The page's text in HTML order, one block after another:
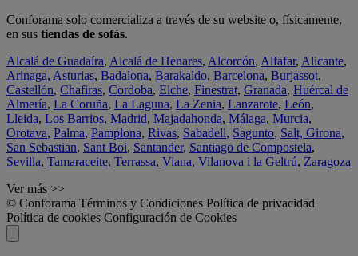
Conforama solo comercializa a través de su website o, físicamente,
en sus tiendas de sofás.
Alcalá de Guadaíra, Alcalá de Henares, Alcorcón, Alfafar, Alicante,
Arinaga, Asturias, Badalona, Barakaldo, Barcelona, Burjassot,
Castellón, Chafiras, Cordoba, Elche, Finestrat, Granada, Huércal de
Almería, La Coruña, La Laguna, La Zenia, Lanzarote, León,
Lleida, Los Barrios, Madrid, Majadahonda, Málaga, Murcia,
Orotava, Palma, Pamplona, Rivas, Sabadell, Sagunto, Salt, Girona,
San Sebastian, Sant Boi, Santander, Santiago de Compostela,
Sevilla, Tamaraceite, Terrassa, Viana, Vilanova i la Geltrú, Zaragoza
Ver más >>
© Conforama Términos y Condiciones Política de privacidad
Política de cookies Configuración de Cookies